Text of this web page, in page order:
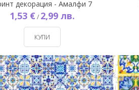
декорация - Амалфи 7
1,53 € / 2,99 лв.
КУПИ